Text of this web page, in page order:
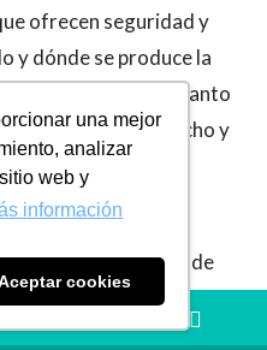
una mejor
analizar
web y
información
cookies
ofrecen seguridad y
y dónde se produce la
el compromiso en cuanto
de cada derecho y
(vendedor y el
en vigor el pasado 1 de
para adquirirlas
e-commercede la ICC.